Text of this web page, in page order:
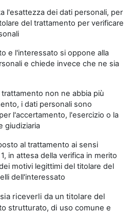
l'esattezza dei dati personali, per
del trattamento per verificare
e l'interessato si oppone alla
e chiede invece che ne sia
non ne abbia più
i dati personali sono
l'accertamento, l'esercizio o la
giudiziaria
al trattamento ai sensi
in attesa della verifica in merito
motivi legittimi del titolare del
dell'interessato
riceverli da un titolare del
strutturato, di uso comune e